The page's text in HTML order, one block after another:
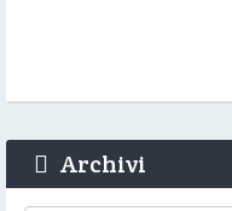
Archivi